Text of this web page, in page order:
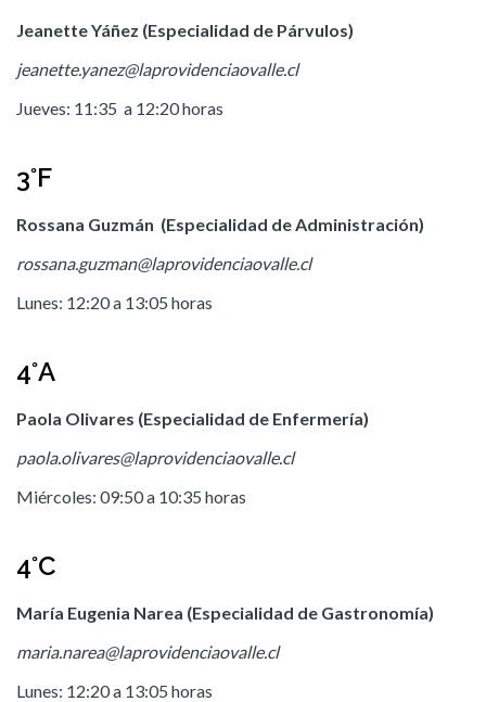
Jeanette Yáñez (Especialidad de Párvulos)
jeanette.yanez@laprovidenciaovalle.cl
Jueves: 11:35 a 12:20 horas
3°F
Rossana Guzmán (Especialidad de Administración)
rossana.guzman@laprovidenciaovalle.cl
Lunes: 12:20 a 13:05 horas
4°A
Paola Olivares (Especialidad de Enfermería)
paola.olivares@laprovidenciaovalle.cl
Miércoles: 09:50 a 10:35 horas
4°C
María Eugenia Narea (Especialidad de Gastronomía)
maria.narea@laprovidenciaovalle.cl
Lunes: 12:20 a 13:05 horas